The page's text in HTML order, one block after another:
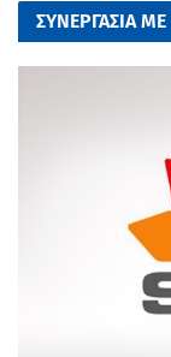
ΣΥΝΕΡΓΑΣΙΑ ΜΕ